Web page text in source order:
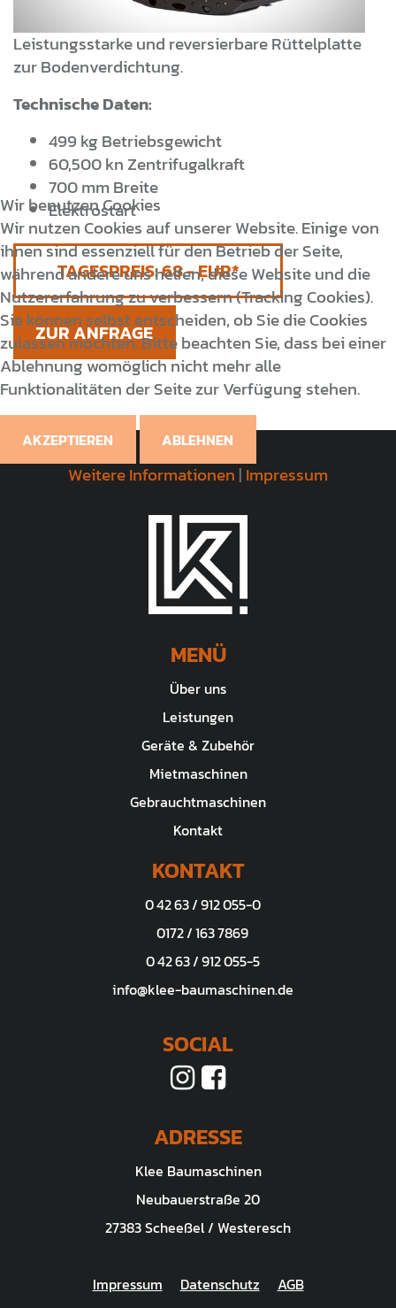
Leistungsstarke und reversierbare Rüttelplatte
zur Bodenverdichtung.
Technische Daten:
499 kg Betriebsgewicht
60,500 kn Zentrifugalkraft
700 mm Breite
Elektrostart
TAGESPREIS:68
ZUR ANFRAGE
MENÜ
Über uns
Leistungen
Geräte & Zubehör
Mietmaschinen
Gebrauchtmaschinen
Kontakt
KONTAKT
0 42 63 / 912 055-0
0172 / 163 7869
0 42 63 / 912 055-5
info@klee-baumaschinen.de
SOCIAL
ADRESSE
Klee Baumaschinen
Neubauerstraße 20
27383 Scheeßel / Westeresch
Impressum Datenschutz AGB
Wir benutzen Cookies
Wir nutzen Cookies auf unserer Website. Einige von
ihnen sind essenziell für den Betrieb der Seite,
während andere uns helfen, diese Website und die
Nutzererfahrung zu verbessern (Tracking Cookies).
Sie können selbst entscheiden, ob Sie die Cookies
zulassen möchten. Bitte beachten Sie, dass bei einer
Ablehnung womöglich nicht mehr alle
Funktionalitäten der Seite zur Verfügung stehen.
AKZEPTIEREN ABLEHNEN
Weitere Informationen | Impressum